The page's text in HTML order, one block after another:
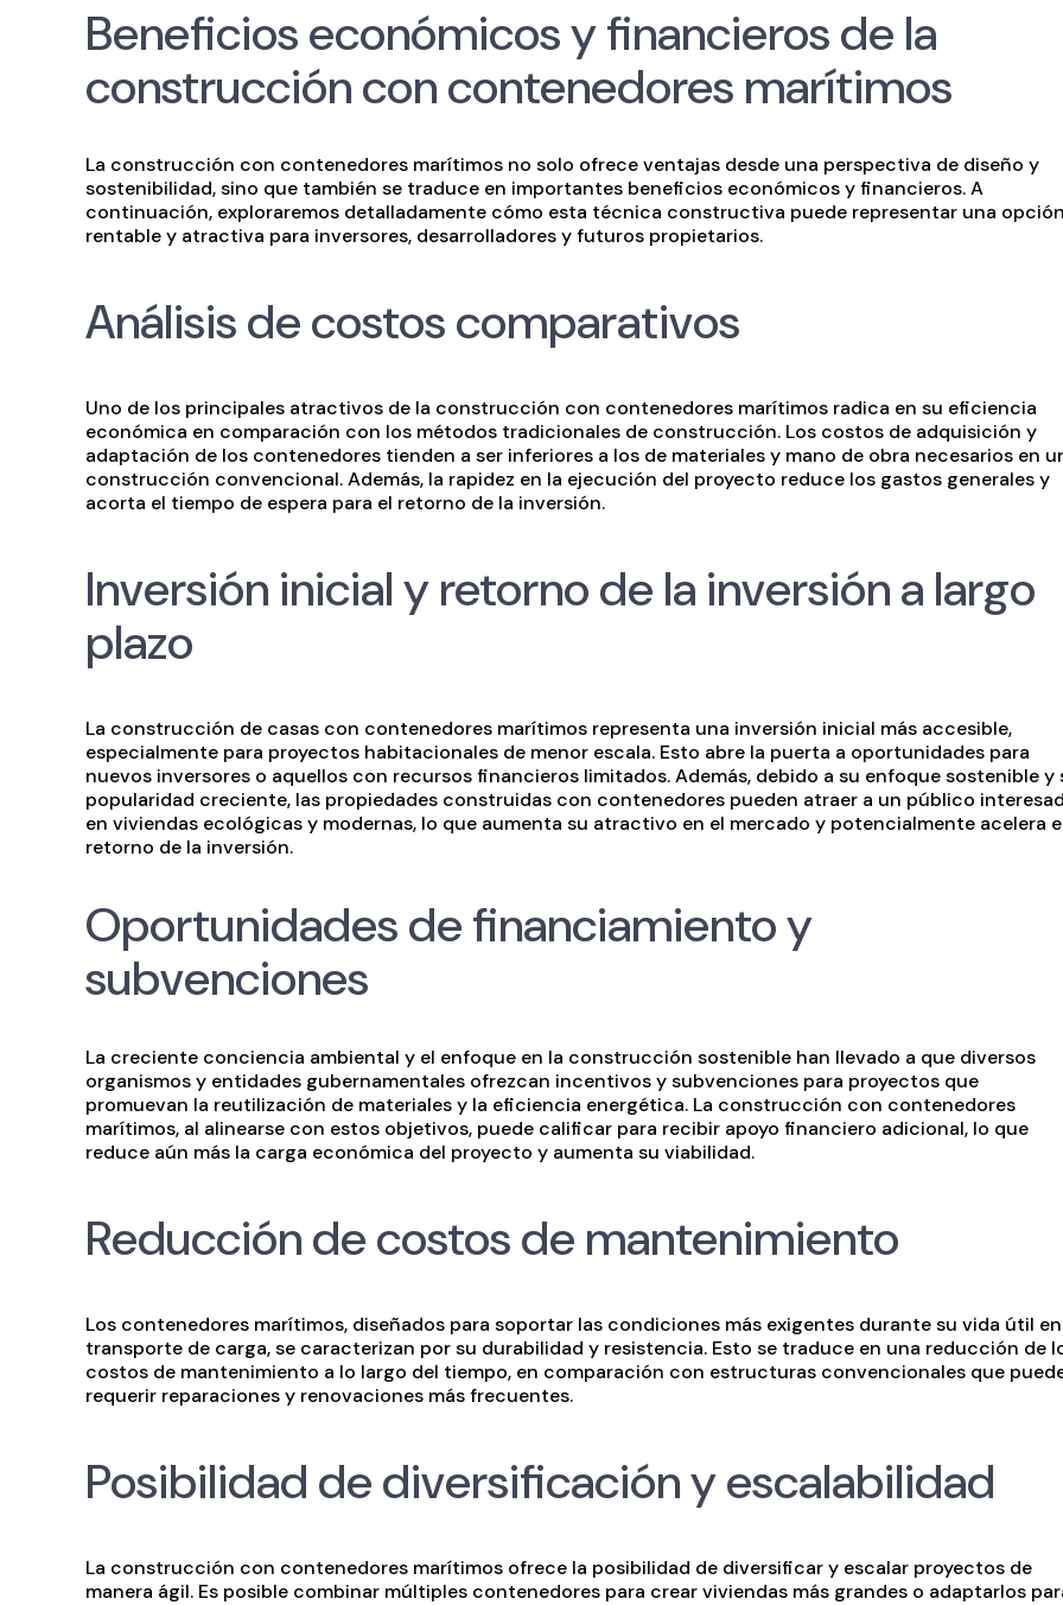
Beneficios económicos y financieros de la
construcción con contenedores marítimos
La construcción con contenedores marítimos no solo ofrece ventajas desde una perspectiva de diseño y
sostenibilidad, sino que también se traduce en importantes beneficios económicos y financieros. A
continuación, exploraremos detalladamente cómo esta técnica constructiva puede representar una
rentable y atractiva para inversores, desarrolladores y futuros propietarios.
Análisis de costos comparativos
Uno de los principales atractivos de la construcción con contenedores marítimos radica en su eficiencia
económica en comparación con los métodos tradicionales de construcción. Los costos de adquisición y
adaptación de los contenedores tienden a ser inferiores a los de materiales y mano de obra necesarios en
construcción convencional. Además, la rapidez en la ejecución del proyecto reduce los gastos generales y
acorta el tiempo de espera para el retorno de la inversión.
Inversión inicial y retorno de la inversión a largo
plazo
La construcción de casas con contenedores marítimos representa una inversión inicial más accesible,
especialmente para proyectos habitacionales de menor escala. Esto abre la puerta a oportunidades para
nuevos inversores o aquellos con recursos financieros limitados. Además, debido a su enfoque sostenible y
popularidad creciente, las propiedades construidas con contenedores pueden atraer a un público
en viviendas ecológicas y modernas, lo que aumenta su atractivo en el mercado y potencialmente acelera
retorno de la inversión.
Oportunidades de financiamiento y
subvenciones
La creciente conciencia ambiental y el enfoque en la construcción sostenible han llevado a que diversos
organismos y entidades gubernamentales ofrezcan incentivos y subvenciones para proyectos que
promuevan la reutilización de materiales y la eficiencia energética. La construcción con contenedores
marítimos, al alinearse con estos objetivos, puede calificar para recibir apoyo financiero adicional, lo que
reduce aún más la carga económica del proyecto y aumenta su viabilidad.
Reducción de costos de mantenimiento
Los contenedores marítimos, diseñados para soportar las condiciones más exigentes durante su vida útil
transporte de carga, se caracterizan por su durabilidad y resistencia. Esto se traduce en una reducción de
costos de mantenimiento a lo largo del tiempo, en comparación con estructuras convencionales que
requerir reparaciones y renovaciones más frecuentes.
Posibilidad de diversificación y escalabilidad
La construcción con contenedores marítimos ofrece la posibilidad de diversificar y escalar proyectos de
manera ágil. Es posible combinar múltiples contenedores para crear viviendas más grandes o adaptarlos